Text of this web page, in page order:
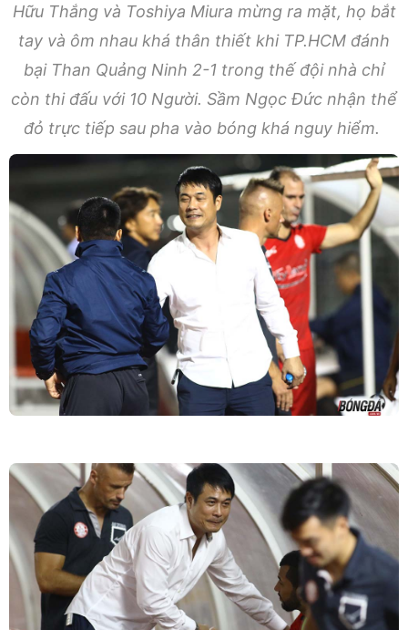
Hữu Thắng và Toshiya Miura mừng ra mặt, họ bắt
tay và ôm nhau khá thân thiết khi TP.HCM đánh
bại Than Quảng Ninh 2-1 trong thế đội nhà chỉ
còn thi đấu với 10 Người. Sầm Ngọc Đức nhận thể
đỏ trực tiếp sau pha vào bóng khá nguy hiểm.